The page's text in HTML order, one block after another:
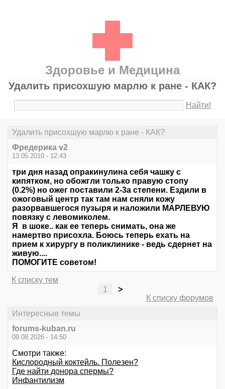
Здоровье и Медицина
Удалить присохшую марлю к ране - КАК?
Найти!
Удалить присохшую марлю к ране - КАК?
Фредерика v2
13.05.2010 - 12:43
три дня назад опракинулина себя чашку с
кипятком, но обожгли только правую стопу
(0.2%) но ожег поставили 2-3а степени. Ездили в
ожоговый центр так там нам сняли кожу
разорвавшегося пузыря и наложили МАРЛЕВУЮ
повязку с левомиколем.
Я в шоке.. как ее теперь снимать, она же
намертво присохла. Боюсь теперь ехать на
прием к хирургу в поликлинике - ведь сдернет на
живую....
ПОМОГИТЕ советом!
К списку тем
1
>
К списку форумов
Интересные темы
forums-kuban.ru
09.08.2026 - 14:50
Смотри также:
Кислородный коктейль. Полезен?
Где найти донора спермы?
Инфантилизм